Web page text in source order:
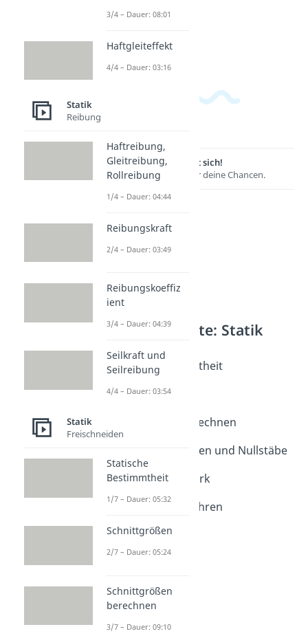
Lernen lohnt sich!
Entdecke hier deine Chancen.
Weitere Inhalte: Statik
Freischneiden
Statische Bestimmtheit
Schnittgrößen
Schnittgrößen berechnen
Dauer: 09:10
Fachwerk berechnen und Nullstäbe
Dauer: 03:55
Stabkräfte Fachwerk
Knotenpunktverfahren
Ritterschnitt
Dauer: 03:00
3/4 – Dauer: 08:01
Haftgleiteffekt
4/4 – Dauer: 03:16
Statik
Reibung
Haftreibung,
Gleitreibung,
Rollreibung
1/4 – Dauer: 04:44
Reibungskraft
2/4 – Dauer: 03:49
Reibungskoeffiz
ient
3/4 – Dauer: 04:39
Seilkraft und
Seilreibung
4/4 – Dauer: 03:54
Statik
Freischneiden
Statische
Bestimmtheit
1/7 – Dauer: 05:32
Schnittgrößen
2/7 – Dauer: 05:24
Schnittgrößen
berechnen
3/7 – Dauer: 09:10